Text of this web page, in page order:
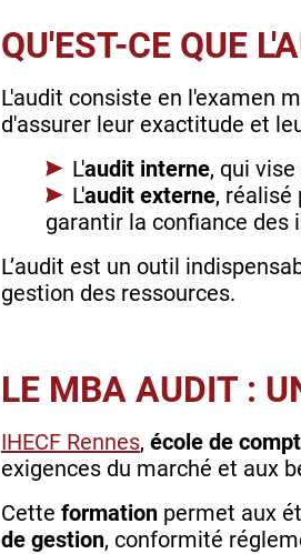
QU'EST-CE QUE
L'audit consiste en l'examen
d'assurer leur exactitude et
L'audit interne, qui
L'audit externe, réalisé
garantir la confiance des
L’audit est un outil
gestion des ressources.
LE MBA AUDIT :
IHECF Rennes, école de
exigences du marché et aux
Cette formation permet aux
de gestion, conformité